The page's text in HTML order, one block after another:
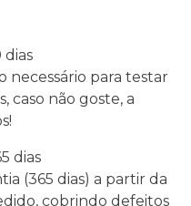
dias
necessário para testar
caso não goste, a
dias
(365 dias) a partir da
cobrindo defeitos